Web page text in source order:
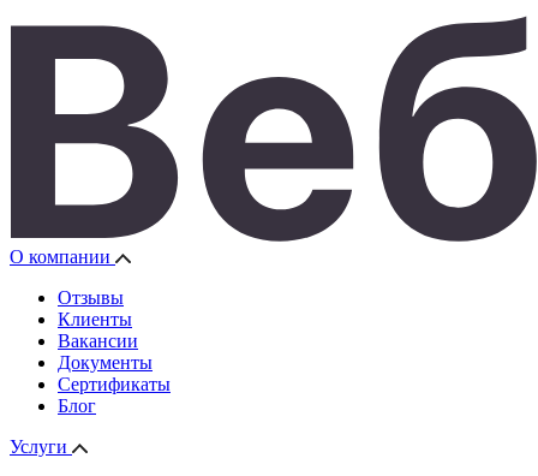
О компании
Отзывы
Клиенты
Вакансии
Документы
Сертификаты
Блог
Услуги